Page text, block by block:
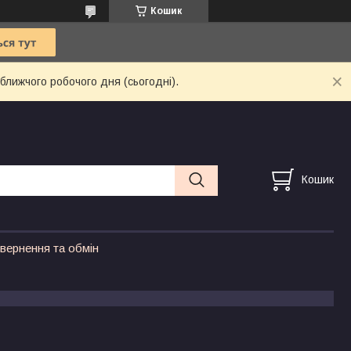
Кошик
робочого дня (сьогодні).
Кошик
та обмін